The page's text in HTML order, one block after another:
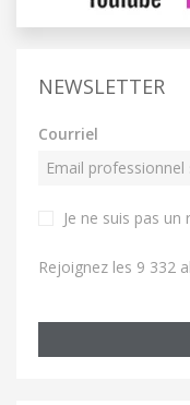
NEWSLETTER
Courriel
Je ne suis pas un
Rejoignez les 9 332